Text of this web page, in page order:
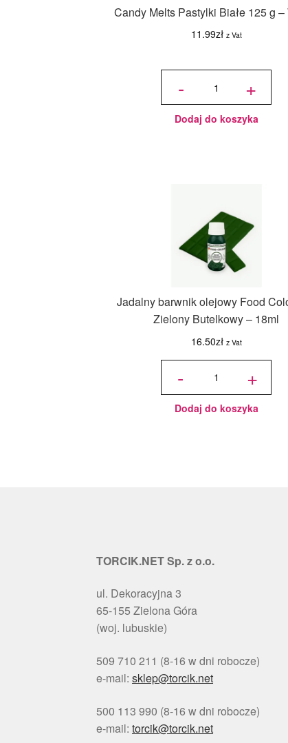
Candy Melts Pastylki Białe 125 g –
11.99zł z Vat
-
ilość
Pastylki
Białe
Wilton +
Dodaj do koszyka
Jadalny barwnik olejowy Food
Zielony Butelkowy – 18ml
16.50zł z Vat
-
ilość
olejowy
Food
Zielony
Butelkowy
+
Dodaj do koszyka
TORCIK.NET Sp. z o.o.
ul. Dekoracyjna 3
65-155 Zielona Góra
(woj. lubuskie)
509 710 211 (8-16 w dni robocze)
e-mail:sklep@torcik.net
500 113 990 (8-16 w dni robocze)
e-mail:torcik@torcik.net